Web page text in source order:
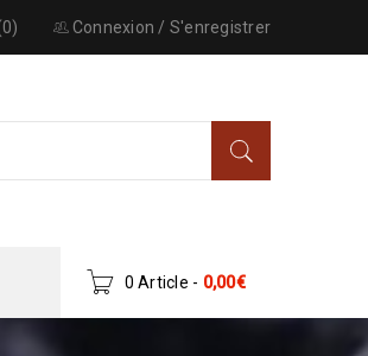
Connexion / S'enregistrer
0 Article - 0,00€